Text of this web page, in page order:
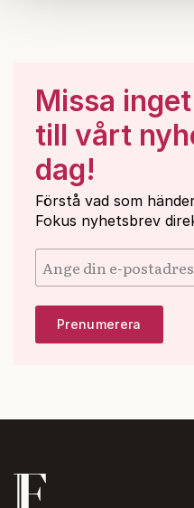
Missa
till vårt
dag!
Förstå vad som
Fokus nyhetsbrev